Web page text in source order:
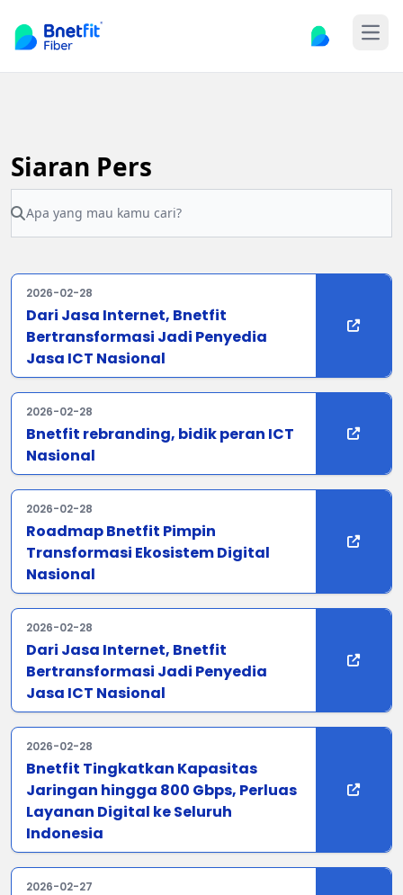
Siaran Pers
2026-02-28
Dari Jasa Internet, Bnetfit
Bertransformasi Jadi Penyedia
Jasa ICT Nasional
2026-02-28
Bnetfit rebranding, bidik peran ICT
Nasional
2026-02-28
Roadmap Bnetfit Pimpin
Transformasi Ekosistem Digital
Nasional
2026-02-28
Dari Jasa Internet, Bnetfit
Bertransformasi Jadi Penyedia
Jasa ICT Nasional
2026-02-28
Bnetfit Tingkatkan Kapasitas
Jaringan hingga 800 Gbps, Perluas
Layanan Digital ke Seluruh
Indonesia
2026-02-27